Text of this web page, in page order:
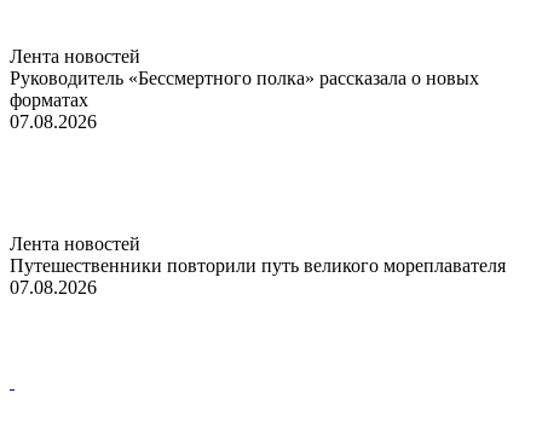
Лента новостей
Руководитель «Бессмертного полка» рассказала о новых
форматах
07.08.2026
Лента новостей
Путешественники повторили путь великого мореплавателя
07.08.2026